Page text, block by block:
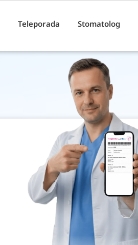
Teleporada Stomatolog